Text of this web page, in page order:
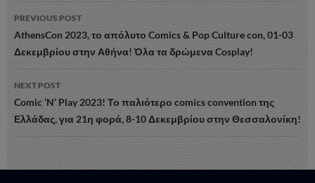
Post
navigation
PREVIOUS POST
AthensCon 2023, το απόλυτο Comics & Pop Culture con, 01-03
Δεκεμβρίου στην Αθήνα! Όλα τα δρώμενα Cosplay!
NEXT POST
Comic ‘N’ Play 2023! Το παλιότερο comics convention της
Ελλάδας, για 21η φορά, 8-10 Δεκεμβρίου στην Θεσσαλονίκη!